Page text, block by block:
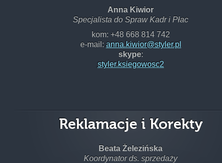
Anna Kiwior
Specjalista do Spraw Kadr i Płac
kom: +48 668 814 742
e-mail: anna.kiwior@styler.pl
skype:
styler.ksiegowosc2
Reklamacje i Korekty
Beata Żelezińska
Koordynator ds. sprzedaży